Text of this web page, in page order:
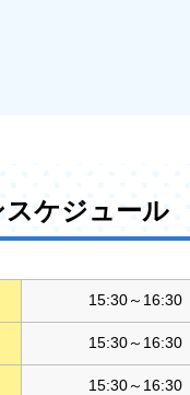
スケジュール
15:30～16:30
15:30～16:30
15:30～16:30